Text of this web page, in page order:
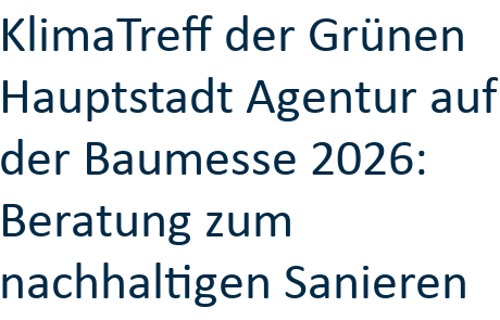
KlimaTreff der Grünen
Hauptstadt Agentur auf
der Baumesse 2026:
Beratung zum
nachhaltigen Sanieren